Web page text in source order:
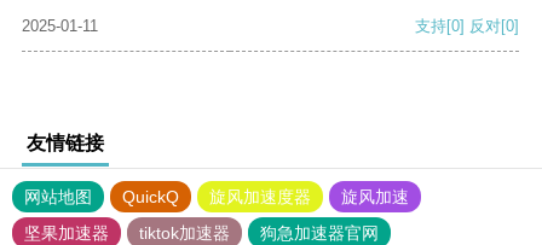
2025-01-11 支持[0] 反对[0]
友情链接
网站地图 QuickQ 旋风加速度器
旋风加速
坚果加速器
tiktok加速器
狗急加速器官网